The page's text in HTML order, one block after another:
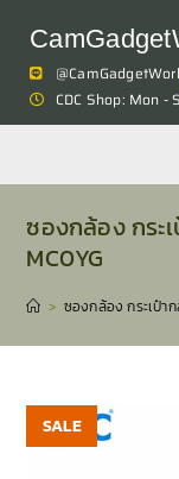
CDC Shop: Mon -
ซองกล้อง กระ
MC0YG
> ซองกล้อง กระเป๋า
SALE